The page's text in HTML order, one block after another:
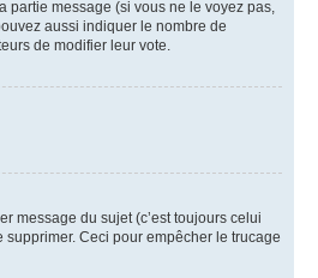
partie message (si vous ne le voyez pas,
aussi indiquer le nombre de
de modifier leur vote.
message du sujet (c’est toujours celui
Ceci pour empêcher le trucage